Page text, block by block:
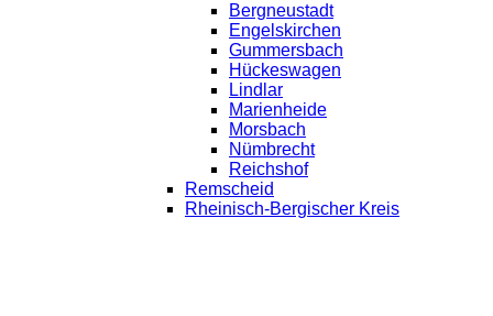
Bergneustadt
Engelskirchen
Gummersbach
Hückeswagen
Lindlar
Marienheide
Morsbach
Nümbrecht
Reichshof
Remscheid
Rheinisch-Bergischer Kreis